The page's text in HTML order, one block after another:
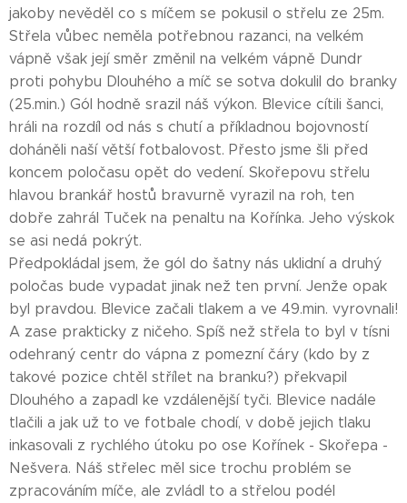
jakoby nevěděl co s míčem se pokusil o střelu ze 25m.
Střela vůbec neměla potřebnou razanci, na velkém
vápně však její směr změnil na velkém vápně Dundr
proti pohybu Dlouhého a míč se sotva dokulil do branky
(25.min.) Gól hodně srazil náš výkon. Blevice cítili šanci,
hráli na rozdíl od nás s chutí a příkladnou bojovností
doháněli naší větší fotbalovost. Přesto jsme šli před
koncem poločasu opět do vedení. Skořepovu střelu
hlavou brankář hostů bravurně vyrazil na roh, ten
dobře zahrál Tuček na penaltu na Kořínka. Jeho výskok
se asi nedá pokrýt.
Předpokládal jsem, že gól do šatny nás uklidní a druhý
poločas bude vypadat jinak než ten první. Jenže opak
byl pravdou. Blevice začali tlakem a ve 49.min. vyrovnali!
A zase prakticky z ničeho. Spíš než střela to byl v tísni
odehraný centr do vápna z pomezní čáry (kdo by z
takové pozice chtěl střílet na branku?) překvapil
Dlouhého a zapadl ke vzdálenější tyči. Blevice nadále
tlačili a jak už to ve fotbale chodí, v době jejich tlaku
inkasovali z rychlého útoku po ose Kořínek - Skořepa -
Nešvera. Náš střelec měl sice trochu problém se
zpracováním míče, ale zvládl to a střelou podél